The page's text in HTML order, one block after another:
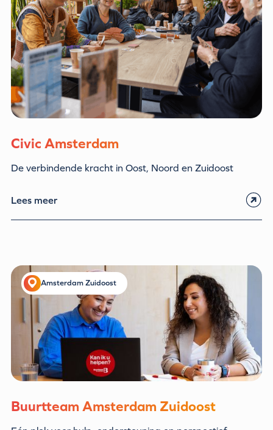
Civic Amsterdam
De verbindende kracht in Oost, Noord en Zuidoost
Lees meer
Amsterdam Zuidoost
Buurtteam Amsterdam Zuidoost